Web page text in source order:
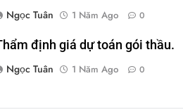
Ngọc Tuân
1 Năm Ago 0
định giá dự toán gói thầu.
Ngọc Tuân
1 Năm Ago 0